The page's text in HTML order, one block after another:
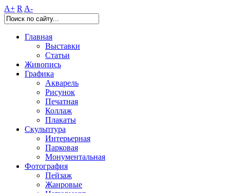
A+ R A-
Главная
Выставки
Статьи
Живопись
Графика
Акварель
Рисунок
Печатная
Коллаж
Плакаты
Скульптура
Интерьерная
Парковая
Монументальная
Фотография
Пейзаж
Жанровые